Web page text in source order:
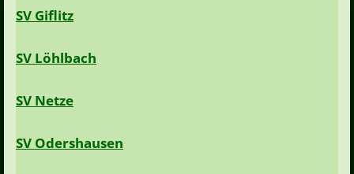
SV Giflitz
SV Löhlbach
SV Netze
SV Odershausen